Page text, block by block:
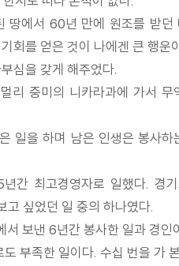
에서 60년 만에 원조를 받
회를 얻은 것이 나에겐 큰 행운
심을 갖게 해주었다.
리 중미의 니카라과에 가서
을 하며 남은 인생은 봉사
간 최고경영자로 일했다. 경
싶었던 일 중의 하나였다.
보낸 6년간 봉사한 일과 경
부족한 일이다. 수십 번을 가